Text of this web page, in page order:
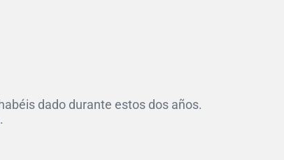
dado durante estos dos años.